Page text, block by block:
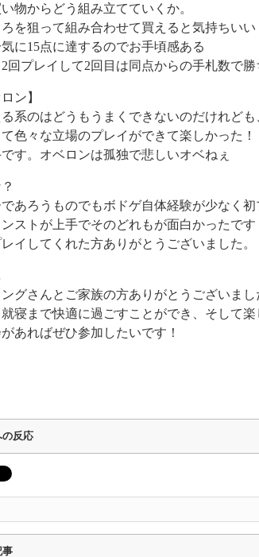
物からどう組み立てていくか。
を狙って組み合わせて買えると気持ちいい
に15点に達するのでお手頃感ある
回プレイして2回目は同点からの手札数で勝
ン】
系のはどうもうまくできないのだけれども
て色々な立場のプレイができて楽しかった！
す。オベロンは孤独で悲しいオベねぇ
であろうものでもボドゲ自体経験が少なく初
ストが上手でそのどれもが面白かったです
イしてくれた方ありがとうございました。
グさんとご家族の方ありがとうございまし
寝まで快適に過ごすことができ、そして楽
あればぜひ参加したいです！
の反応
事